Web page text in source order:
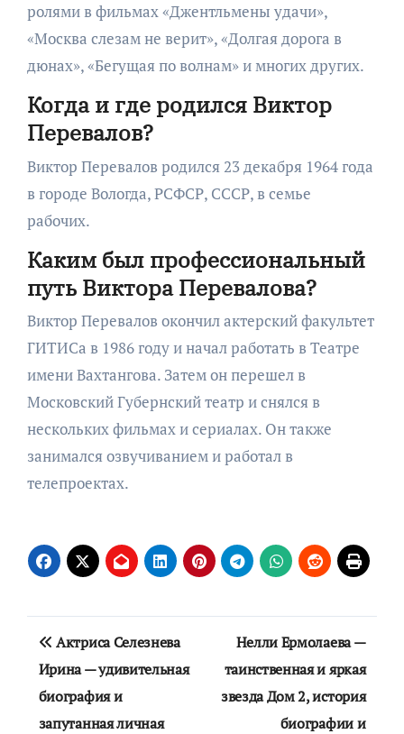
ролями в фильмах «Джентльмены удачи»,
«Москва слезам не верит», «Долгая дорога в
дюнах», «Бегущая по волнам» и многих других.
Когда и где родился Виктор
Перевалов?
Виктор Перевалов родился 23 декабря 1964 года
в городе Вологда, РСФСР, СССР, в семье
рабочих.
Каким был профессиональный
путь Виктора Перевалова?
Виктор Перевалов окончил актерский факультет
ГИТИСа в 1986 году и начал работать в Театре
имени Вахтангова. Затем он перешел в
Московский Губернский театр и снялся в
нескольких фильмах и сериалах. Он также
занимался озвучиванием и работал в
телепроектах.
Навигация
по
записям
Актриса Селезнева
Ирина — удивительная
биография и
запутанная личная
Нелли Ермолаева —
таинственная и яркая
звезда Дом 2, история
биографии и